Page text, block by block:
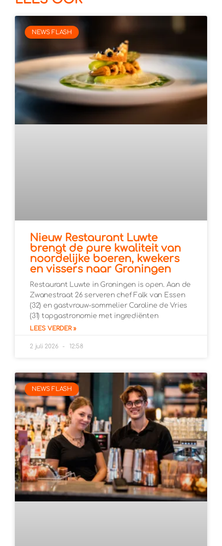
NEWS FLASH
Nieuw Restaurant Luwte
brengt de pure kwaliteit van
noordelijke boeren, kwekers
en vissers naar Groningen
Restaurant Luwte in Groningen is open. Aan de
Zwanestraat 26 serveren chef Falk van Essen
(32) en gastvrouw-sommelier Caroline de Vries
(31) topgastronomie met ingrediënten
LEES VERDER »
2 juli 2026 12:58
NEWS FLASH